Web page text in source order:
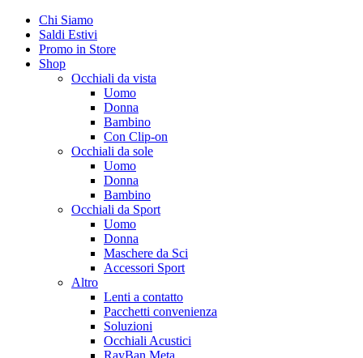
Chi Siamo
Saldi Estivi
Promo in Store
Shop
Occhiali da vista
Uomo
Donna
Bambino
Con Clip-on
Occhiali da sole
Uomo
Donna
Bambino
Occhiali da Sport
Uomo
Donna
Maschere da Sci
Accessori Sport
Altro
Lenti a contatto
Pacchetti convenienza
Soluzioni
Occhiali Acustici
RayBan Meta